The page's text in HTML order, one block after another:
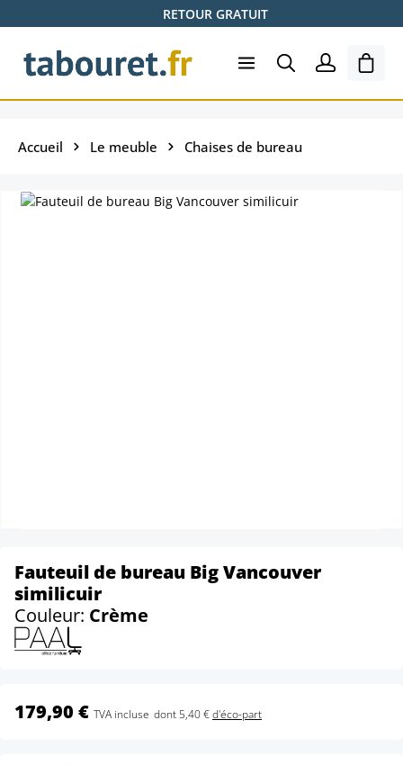
Passer au contenu principalRETOUR GRATUIT
Le
Accueil Le meuble Chaises de bureau
Fauteuil de bureau Big Vancouver
similicuir
Couleur: Crème
179,90 € TVA incluse dont 5,40 €d'éco-part